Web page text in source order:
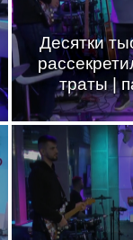
Десятки
траты |